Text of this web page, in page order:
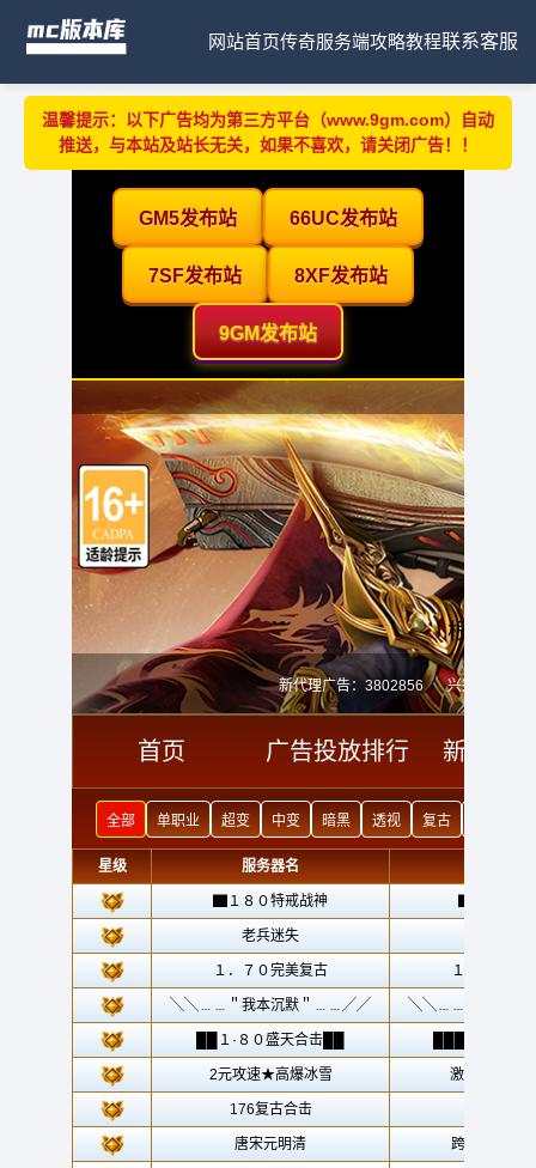
网站首页传奇服务端攻略教程联系客服
温馨提示：以下广告均为第三方平台（www.9gm.com）自动
推送，与本站及站长无关，如果不喜欢，请关闭广告！！